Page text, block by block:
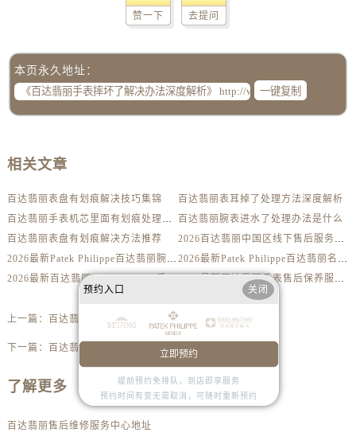
内蒙古自治区兴安盟市乌兰浩特市兴安大街百达翡丽售后服务中心（需提前预约）
山西省晋中市榆次区顺城街百达翡丽售后服务中心（需提前预约）
山西省忻州市忻府区和平东街与七一南路交叉口百达翡丽售后服务中心（需提前预约）
山西省长治市潞州区英雄中路百达翡丽售后服务中心（需提前预约）
赞一下 去提问
本页永久地址：
一键复制
相关文章
百达翡丽表盘有划痕解决技巧集锦
百达翡丽表耳掉了处理方法深度解析
百达翡丽手表机芯里面有划痕处理方法详解
百达翡丽腕表进水了处理办法是什么
百达翡丽表盘有划痕解决方法推荐
2026百达翡丽中国区线下售后服务网点升级优化公告（最新电话及地址）
2026最新Patek Philippe百达翡丽腕表维修保养服务中心网点地址实地探访报告
2026最新Patek Philippe百达翡丽名表售后维修服务中心地址考察报告
2026最新百达翡丽手表售后保养服务中心地址调研报告
上一篇： 百达翡丽手表外观有划痕应该咋解决
下一篇： 百达翡丽手表表针掉了处理技巧详解
了解更多
百达翡丽售后维修服务中心地址
预约入口 关闭
立即预约
提前预约免排队，到店即享服务
预约时间有变无需取消，可随时重新预约